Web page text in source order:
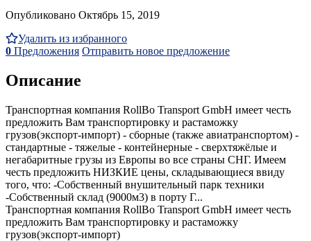
Опубликовано Октябрь 15, 2019
Удалить из избранного
0 Предложения Отправить новое предложение
Описание
Транспортная компания RollBo Transport GmbH имеет честь
предложить Вам транспортировку и растаможку
грузов(экспорт-импорт) - сборные (также авиатранспортом) -
стандартные - тяжелые - контейнерные - сверхтяжёлые и
негабаритные грузы из Европы во все страны СНГ. Имеем
честь предложить НИЗКИЕ цены, складывающиеся ввиду
того, что: -Собственный внушительный парк техники
-Собственный склад (9000м3) в порту Г...
Транспортная компания RollBo Transport GmbH имеет честь
предложить Вам транспортировку и растаможку
грузов(экспорт-импорт)